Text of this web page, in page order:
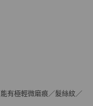
有極輕微磨痕／髮絲紋／